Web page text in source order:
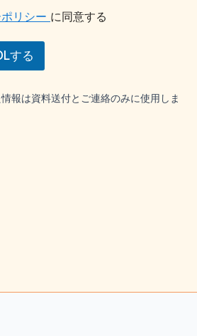
リシー に同意する
する
報は資料送付とご連絡のみに使用しま